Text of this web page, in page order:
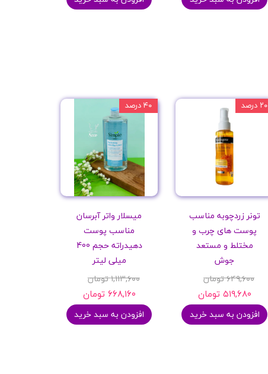
تونر زردچوبه مناسب
پوست های چرب و
مختلط و مستعد
جوش
۶۴۹,۶۰۰ تومان
۵۱۹,۶۸۰ تومان
افزودن به سبد خرید
۲۰ درصد
میسلار واتر آبرسان
مناسب پوست
دهیدراته حجم 400
میلی لیتر
۱,۱۱۳,۶۰۰ تومان
۶۶۸,۱۶۰ تومان
افزودن به سبد خرید
۴۰ درصد